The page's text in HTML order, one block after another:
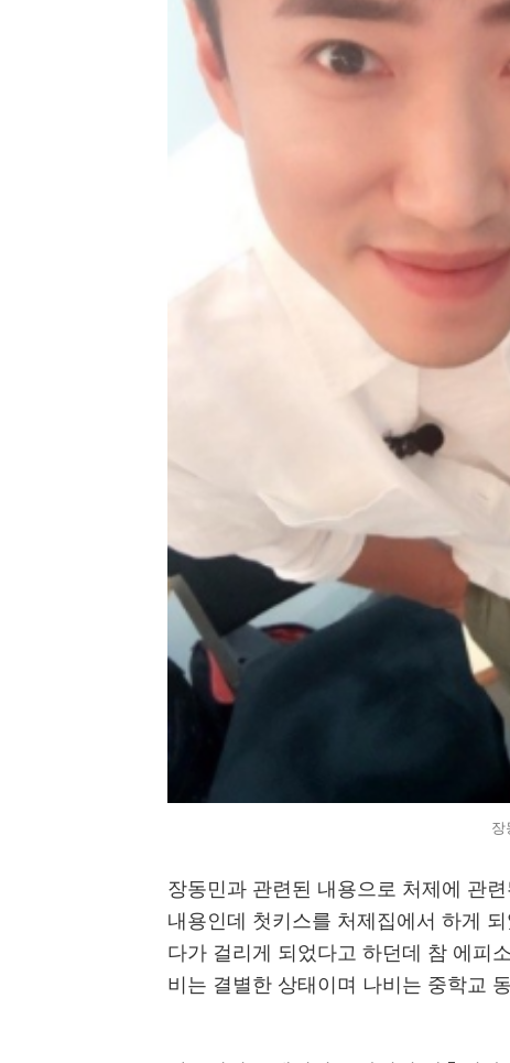
장
장동민과 관련된 내용으로 처제에 관
내용인데 첫키스를 처제집에서 하게
다가 걸리게 되었다고 하던데 참 에피
비는 결별한 상태이며 나비는 중학교